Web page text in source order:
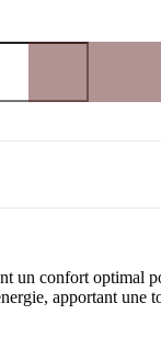
un confort optimal
apportant une